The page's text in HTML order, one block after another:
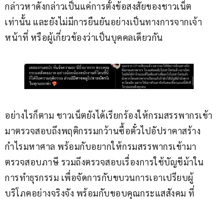
กล่าวหาดังกล่าวเป็นแค่การตั้งข้อสงสัยของชาวเน็ต
เท่านั้น และยังไม่มีการยืนยันอย่างเป็นทางการจากเจ้า
หน้าที่ หรือผู้เกี่ยวข้องว่าเป็นบุคคลเดียวกัน
อย่างไรก็ตาม ชาวเน็ตยังได้เรียกร้องให้กรมสรรพากรเข้า
มาตรวจสอบถึงพฤติกรรมกว้านซื้อตั๋วไปอัปราคาสร้าง
กำไรมหาศาล พร้อมกับอยากให้กรมสรรพากรเข้ามา
ตรวจสอบภาษี รวมถึงตรวจสอบเรื่องการใช้บัญชีม้าใน
การทำธุรกรรม เพื่อจัดการกับขบวนการเอาเปรียบผู้
บริโภคอย่างจริงจัง พร้อมกับขอบคุณกระแสสังคม ที่